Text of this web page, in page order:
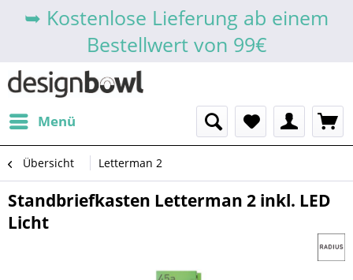
➥ Kostenlose Lieferung ab einem
Bestellwert von 99€
Menü
Übersicht Letterman 2
Standbriefkasten Letterman 2 inkl. LED
Licht